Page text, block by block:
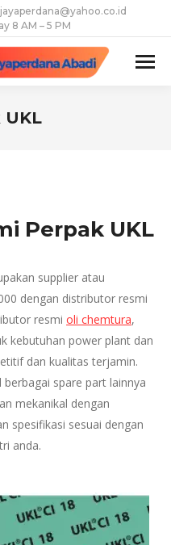
8 AM – 5 PM
UKL
Perpak UKL
supplier atau
dengan distributor resmi
resmi oli chemtura,
kebutuhan power plant dan
dan kualitas terjamin.
spare part lainnya
mekanikal dengan
spesifikasi sesuai dengan
anda.